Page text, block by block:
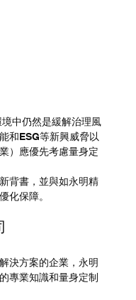
中仍然是緩解治理風
和ESG等新興威脅以
）應優先考慮量身定
背書，並與如永明精
化保障。
決方案的企業，永明
專業知識和量身定制